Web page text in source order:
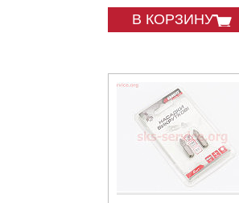
В КОРЗИНУ